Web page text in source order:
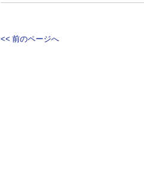
<< 前のページへ